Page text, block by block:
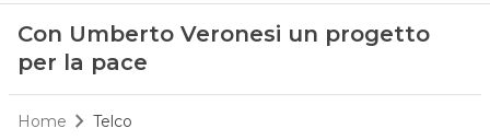
Con Umberto Veronesi un progetto
per la pace
Home Telco